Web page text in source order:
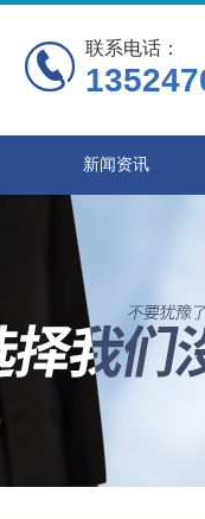
联系电话：
新闻资讯